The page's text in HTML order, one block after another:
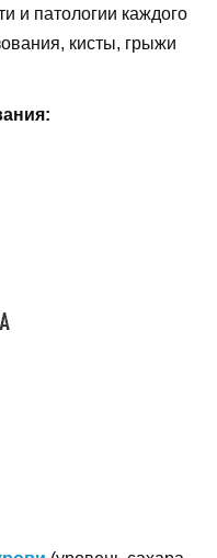
и патологии каждого
кисты, грыжи